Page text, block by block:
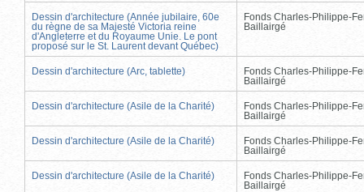
Dessin d'architecture (Année jubilaire, 60e
du règne de sa Majesté Victoria reine
d'Angleterre et du Royaume Unie. Le pont
proposé sur le St. Laurent devant Québec)
Fonds Charles-Philippe-
Baillairgé
Dessin d'architecture (Arc, tablette)
Fonds Charles-Philippe-
Baillairgé
Dessin d'architecture (Asile de la Charité)
Fonds Charles-Philippe-
Baillairgé
Dessin d'architecture (Asile de la Charité)
Fonds Charles-Philippe-
Baillairgé
Dessin d'architecture (Asile de la Charité)
Fonds Charles-Philippe-
Baillairgé